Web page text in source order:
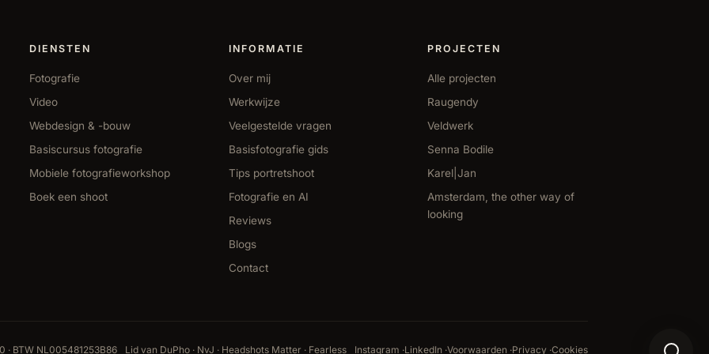
DIENSTEN
Fotografie
Video
Webdesign & -bouw
Basiscursus fotografie
Mobiele fotografieworkshop
Boek een shoot
INFORMATIE
Over mij
Werkwijze
Veelgestelde vragen
Basisfotografie gids
Tips portretshoot
Fotografie en AI
Reviews
Blogs
Contact
PROJECTEN
Alle projecten
Raugendy
Veldwerk
Senna Bodile
Karel|Jan
Amsterdam, the other way of
looking
· BTW NL005481253B86 Lid van DuPho · NvJ · Headshots Matter · Fearless Instagram ·LinkedIn ·Voorwaarden ·Privacy ·Cookies